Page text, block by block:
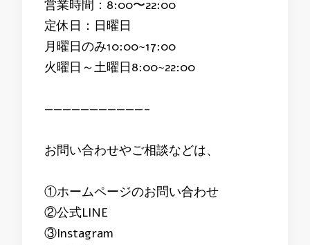
営業時間：8:00〜22:00
定休日：日曜日
月曜日のみ10:00~17:00
火曜日～土曜日8:00~22:00
———————————-
お問い合わせやご相談などは、
①ホームページのお問い合わせ
②公式LINE
③Instagram